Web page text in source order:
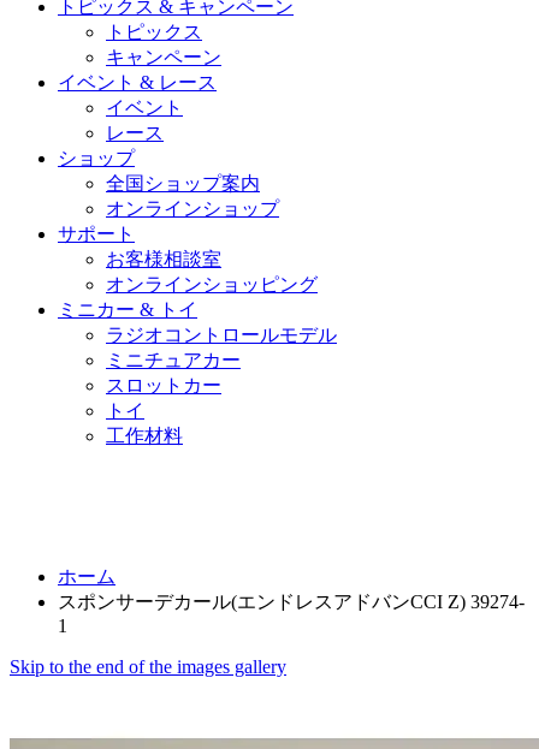
トピックス & キャンペーン
トピックス
キャンペーン
イベント & レース
イベント
レース
ショップ
全国ショップ案内
オンラインショップ
サポート
お客様相談室
オンラインショッピング
ミニカー & トイ
ラジオコントロールモデル
ミニチュアカー
スロットカー
トイ
工作材料
ホーム
スポンサーデカール(エンドレスアドバンCCI Z) 39274-
1
Skip to the end of the images gallery